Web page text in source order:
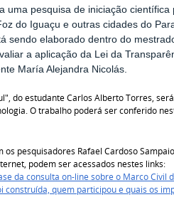
uma pesquisa de iniciação científica
do Iguaçu e outras cidades do
sendo elaborado dentro do
a aplicação da Lei da
María Alejandra Nicolás.
do estudante Carlos Alberto Torres,
O trabalho poderá ser conferido
pesquisadores Rafael Cardoso
podem ser acessados nestes links:
da consulta on-line sobre o Marco Civil
quem participou e quais os